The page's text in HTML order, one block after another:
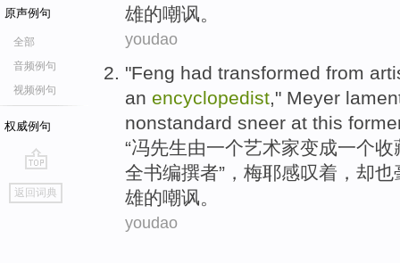
原声例句
全部
音频例句
视频例句
权威例句
go
top
返回词典
雄的嘲讽。
youdao
"Feng had transformed from
an encyclopedist," Meyer
nonstandard sneer at this
“冯先生由一个艺术家变成一个收
全书编撰者”， 梅耶感叹着，却也
雄的嘲讽。
youdao